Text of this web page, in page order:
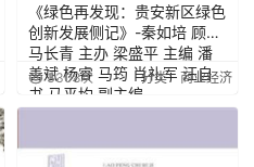
《绿色再发现：贵安新区绿色
创新发展侧记》-秦如培 顾问
马长青 主办 梁盛平 主编 潘
善斌 杨睿 马筠 肖礼军 汪自
书 马平均 副主编
3308次 分类：商业经济